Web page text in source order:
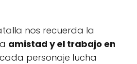
nos recuerda la
amistad y el trabajo en
personaje lucha